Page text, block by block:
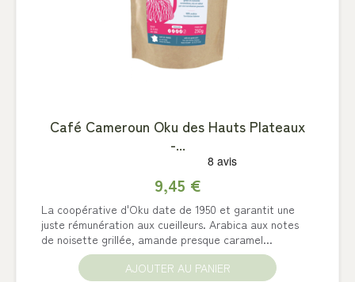
Café Cameroun Oku des Hauts Plateaux
-...
9,45 €
La coopérative d'Oku date de 1950 et garantit une
juste rémunération aux cueilleurs. Arabica aux notes
de noisette grillée, amande presque caramel...
AJOUTER AU PANIER